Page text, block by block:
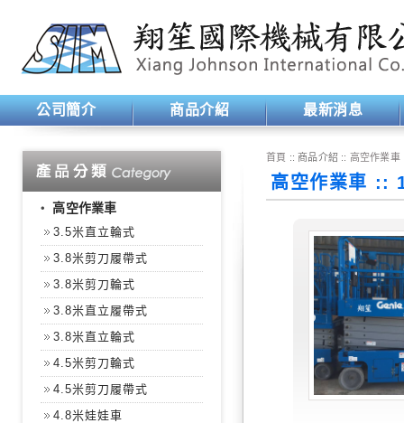
公司簡介 商品介紹 最新消息
‧高空作業車
3.5米直立輪式
3.8米剪刀履帶式
3.8米剪刀輪式
3.8米直立履帶式
3.8米直立輪式
4.5米剪刀輪式
4.5米剪刀履帶式
4.8米娃娃車
首頁 :: 商品介紹 :: 高空作業車
高空作業車 ::